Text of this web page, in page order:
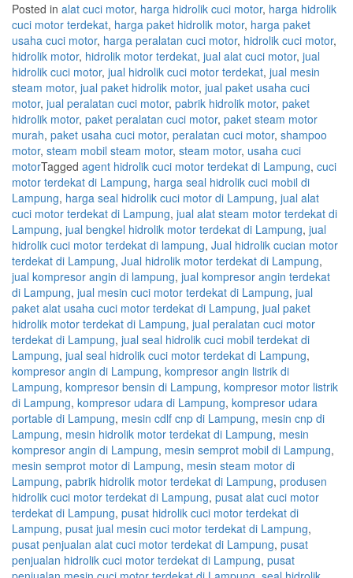
Posted in alat cuci motor, harga hidrolik cuci motor, harga hidrolik
cuci motor terdekat, harga paket hidrolik motor, harga paket
usaha cuci motor, harga peralatan cuci motor, hidrolik cuci motor,
hidrolik motor, hidrolik motor terdekat, jual alat cuci motor, jual
hidrolik cuci motor, jual hidrolik cuci motor terdekat, jual mesin
steam motor, jual paket hidrolik motor, jual paket usaha cuci
motor, jual peralatan cuci motor, pabrik hidrolik motor, paket
hidrolik motor, paket peralatan cuci motor, paket steam motor
murah, paket usaha cuci motor, peralatan cuci motor, shampoo
motor, steam mobil steam motor, steam motor, usaha cuci
motorTagged agent hidrolik cuci motor terdekat di Lampung, cuci
motor terdekat di Lampung, harga seal hidrolik cuci mobil di
Lampung, harga seal hidrolik cuci motor di Lampung, jual alat
cuci motor terdekat di Lampung, jual alat steam motor terdekat di
Lampung, jual bengkel hidrolik motor terdekat di Lampung, jual
hidrolik cuci motor terdekat di lampung, Jual hidrolik cucian motor
terdekat di Lampung, Jual hidrolik motor terdekat di Lampung,
jual kompresor angin di lampung, jual kompresor angin terdekat
di Lampung, jual mesin cuci motor terdekat di Lampung, jual
paket alat usaha cuci motor terdekat di Lampung, jual paket
hidrolik motor terdekat di Lampung, jual peralatan cuci motor
terdekat di Lampung, jual seal hidrolik cuci mobil terdekat di
Lampung, jual seal hidrolik cuci motor terdekat di Lampung,
kompresor angin di Lampung, kompresor angin listrik di
Lampung, kompresor bensin di Lampung, kompresor motor listrik
di Lampung, kompresor udara di Lampung, kompresor udara
portable di Lampung, mesin cdlf cnp di Lampung, mesin cnp di
Lampung, mesin hidrolik motor terdekat di Lampung, mesin
kompresor angin di Lampung, mesin semprot mobil di Lampung,
mesin semprot motor di Lampung, mesin steam motor di
Lampung, pabrik hidrolik motor terdekat di Lampung, produsen
hidrolik cuci motor terdekat di Lampung, pusat alat cuci motor
terdekat di Lampung, pusat hidrolik cuci motor terdekat di
Lampung, pusat jual mesin cuci motor terdekat di Lampung,
pusat penjualan alat cuci motor terdekat di Lampung, pusat
penjualan hidrolik cuci motor terdekat di Lampung, pusat